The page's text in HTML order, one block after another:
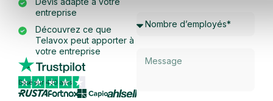
entreprise
Découvrez ce que
Telavox peut apporter à
votre entreprise
Basé sur 430 avis